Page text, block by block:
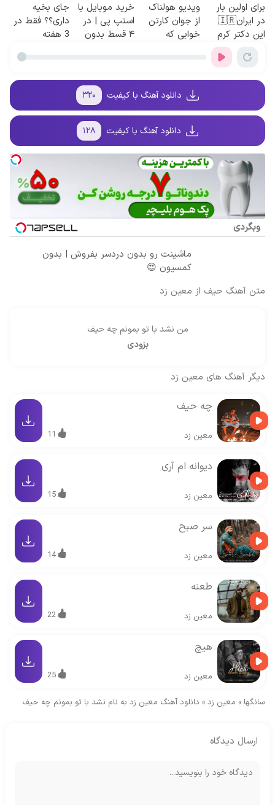
برای اولین بار
در ایران🇮🇷
این دکتر کرم
ترمیم کننده 23
روزه ساخت!
ویدیو هولناک
از جوان کارتن
خوابی که
خرید موبایل با
اسنپ پی | در
۴ قسط بدون
جای بخیه
داری؟؟ فقط در
3 هفته
دانلود آهنگ با کیفیت ۳۲۰
دانلود آهنگ با کیفیت ۱۲۸
وبگردی
ماشینت رو بدون دردسر بفروش | بدون
کمسیون 😍
متن آهنگ حیف از معین زد
من نشد با تو بمونم چه حیف
بزودی
دیگر آهنگ های معین زد
چه حیف
معین زد 11
دیوانه ام آری
معین زد 15
سر صبح
معین زد 14
طعنه
معین زد 22
هیچ
معین زد 25
سانگها » معین زد » دانلود آهنگ معین زد به نام نشد با تو بمونم چه حیف
ارسال دیدگاه